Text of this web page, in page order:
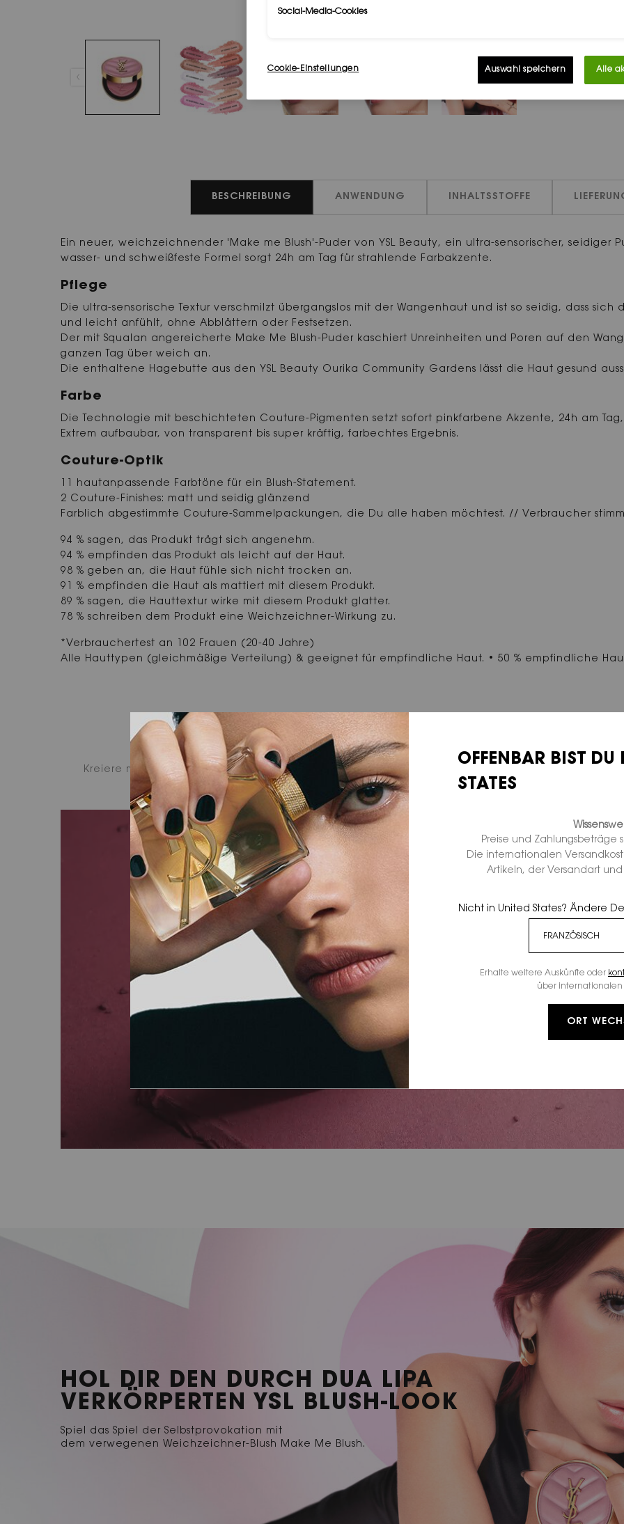
BESCHREIBUNG ANWENDUNG INHALTSSTOFFE
Ein neuer, weichzeichnender 'Make me Blush'-Puder von YSL Beauty, ein ultra-sensorischer, seidiger
wasser- und schweißfeste Formel sorgt 24h am Tag für strahlende Farbakzente.
Pflege
Die ultra-sensorische Textur verschmilzt übergangslos mit der Wangenhaut und ist so seidig, dass
und leicht anfühlt, ohne Abblättern oder Festsetzen.
Der mit Squalan angereicherte Make Me Blush-Puder kaschiert Unreinheiten und Poren auf den
ganzen Tag über weich an.
Die enthaltene Hagebutte aus den YSL Beauty Ourika Community Gardens lässt die Haut gesund
Farbe
Die Technologie mit beschichteten Couture-Pigmenten setzt sofort pinkfarbene Akzente, 24h am
Extrem aufbaubar, von transparent bis super kräftig, farbechtes Ergebnis.
Couture-Optik
11 hautanpassende Farbtöne für ein Blush-Statement.
2 Couture-Finishes: matt und seidig glänzend
Farblich abgestimmte Couture-Sammelpackungen, die Du alle haben möchtest. // Verbraucher
94 % sagen, das Produkt trägt sich angenehm.
94 % empfinden das Produkt als leicht auf der Haut.
98 % geben an, die Haut fühle sich nicht trocken an.
91 % empfinden die Haut als mattiert mit diesem Produkt.
89 % sagen, die Hauttextur wirke mit diesem Produkt glatter.
78 % schreiben dem Produkt eine Weichzeichner-Wirkung zu.
*Verbrauchertest an 102 Frauen (20-40 Jahre)
Alle Hauttypen (gleichmäßige Verteilung) & geeignet für empfindliche Haut. • 50 % empfindliche
IKONISCH & SAMMELBAR
Kreiere mit unserem neuen Puder-Blush kühne Farbakzente und erlebe die Faszination
makellose, strahlende Farbe.
HOL DIR DEN DURCH DUA LIPA
VERKÖRPERTEN YSL BLUSH-LOOK
Spiel das Spiel der Selbstprovokation mit
dem verwegenen Weichzeichner-Blush Make Me Blush.
Social-Media-Cookies
Cookie-Einstellungen Auswahl speichern Alle
OFFENBAR BIST DU
STATES
Preise und Zahlungsbeträge
Die internationalen
Artikeln, der Versandart und
Nicht in United States? Ändere
Erhalte weitere Auskünfte oder
über internationalen
ORT